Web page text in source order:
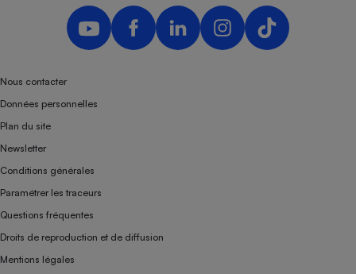
Nous contacter
Données personnelles
Plan du site
Newsletter
Conditions générales
Paramétrer les traceurs
Questions fréquentes
Droits de reproduction et de diffusion
Mentions légales